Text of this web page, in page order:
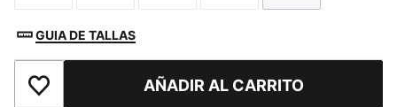
GUIA DE TALLAS
Añadir a la lista de deseosAÑADIR AL CARRITO